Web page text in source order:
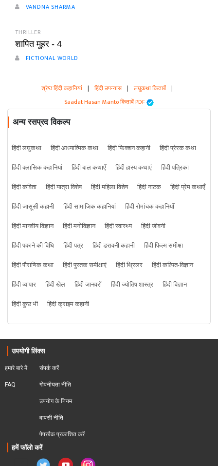
VANDNA SHARMA
THRILLER
शापित मुहर - 4
FICTIONAL WORLD
श्रेष्ठ हिंदी कहानियां | हिंदी उपन्यास | लघुकथा किताबें |
Saadat Hasan Manto किताबें PDF
अन्य रसप्रद विकल्प
हिंदी लघुकथा हिंदी आध्यात्मिक कथा हिंदी फिक्शन कहानी
हिंदी प्रेरक कथा
हिंदी क्लासिक कहानियां
हिंदी बाल कथाएँ हिंदी हास्य कथाएं
हिंदी पत्रिका
हिंदी कविता
हिंदी यात्रा विशेष हिंदी महिला विशेष हिंदी नाटक
हिंदी प्रेम कथाएँ
हिंदी जासूसी कहानी
हिंदी सामाजिक कहानियां
हिंदी रोमांचक कहानियाँ
हिंदी मानवीय विज्ञान
हिंदी मनोविज्ञान हिंदी स्वास्थ्य
हिंदी जीवनी
हिंदी पकाने की विधि
हिंदी पत्र हिंदी डरावनी कहानी
हिंदी फिल्म समीक्षा
हिंदी पौराणिक कथा
हिंदी पुस्तक समीक्षाएं हिंदी थ्रिलर
हिंदी कल्पित-विज्ञान
हिंदी व्यापार
हिंदी खेल हिंदी जानवरों हिंदी ज्योतिष शास्त्र
हिंदी विज्ञान
हिंदी कुछ भी
हिंदी क्राइम कहानी
उपयोगी लिंक्स
हमारे बारे में
FAQ
संपर्क करें
गोपनीयता नीति
उपयोग के नियम
वापसी नीति
पेपरबैक प्रकाशित करें
हमें फॉलो करें